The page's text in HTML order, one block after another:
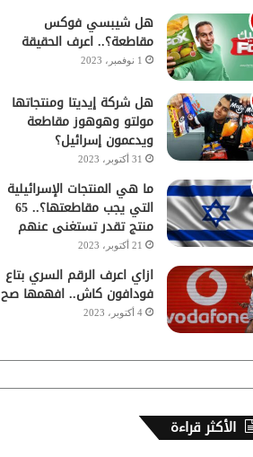
هل شيبسي فوكس
مقاطعة؟.. اعرف الحقيقة
1 نوفمبر، 2023
هل شركة إيديتا ومنتجاتها
مولتو وهوهوز مقاطعة
ويدعمون إسرائيل؟
31 أكتوبر، 2023
ما هي المنتجات الإسرائيلية
التي يجب مقاطعتها؟.. 65
منتج تقدر تستغنى عنهم
21 أكتوبر، 2023
ازاي اعرف الرقم السري بتاع
فودافون كاش.. افهمها صح
4 أكتوبر، 2023
الأكثر قراءة